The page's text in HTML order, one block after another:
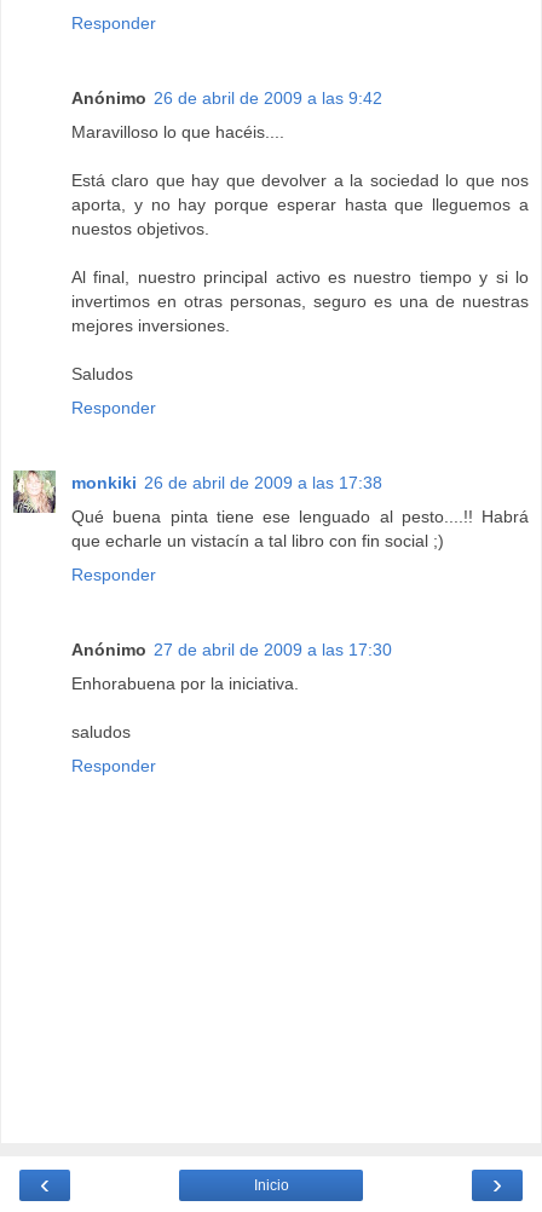
Responder
Anónimo 26 de abril de 2009 a las 9:42
Maravilloso lo que hacéis....
Está claro que hay que devolver a la sociedad lo que nos
aporta, y no hay porque esperar hasta que lleguemos a
nuestos objetivos.
Al final, nuestro principal activo es nuestro tiempo y si lo
invertimos en otras personas, seguro es una de nuestras
mejores inversiones.
Saludos
Responder
monkiki 26 de abril de 2009 a las 17:38
Qué buena pinta tiene ese lenguado al pesto....!! Habrá
que echarle un vistacín a tal libro con fin social ;)
Responder
Anónimo 27 de abril de 2009 a las 17:30
Enhorabuena por la iniciativa.
saludos
Responder
‹ ›
Inicio